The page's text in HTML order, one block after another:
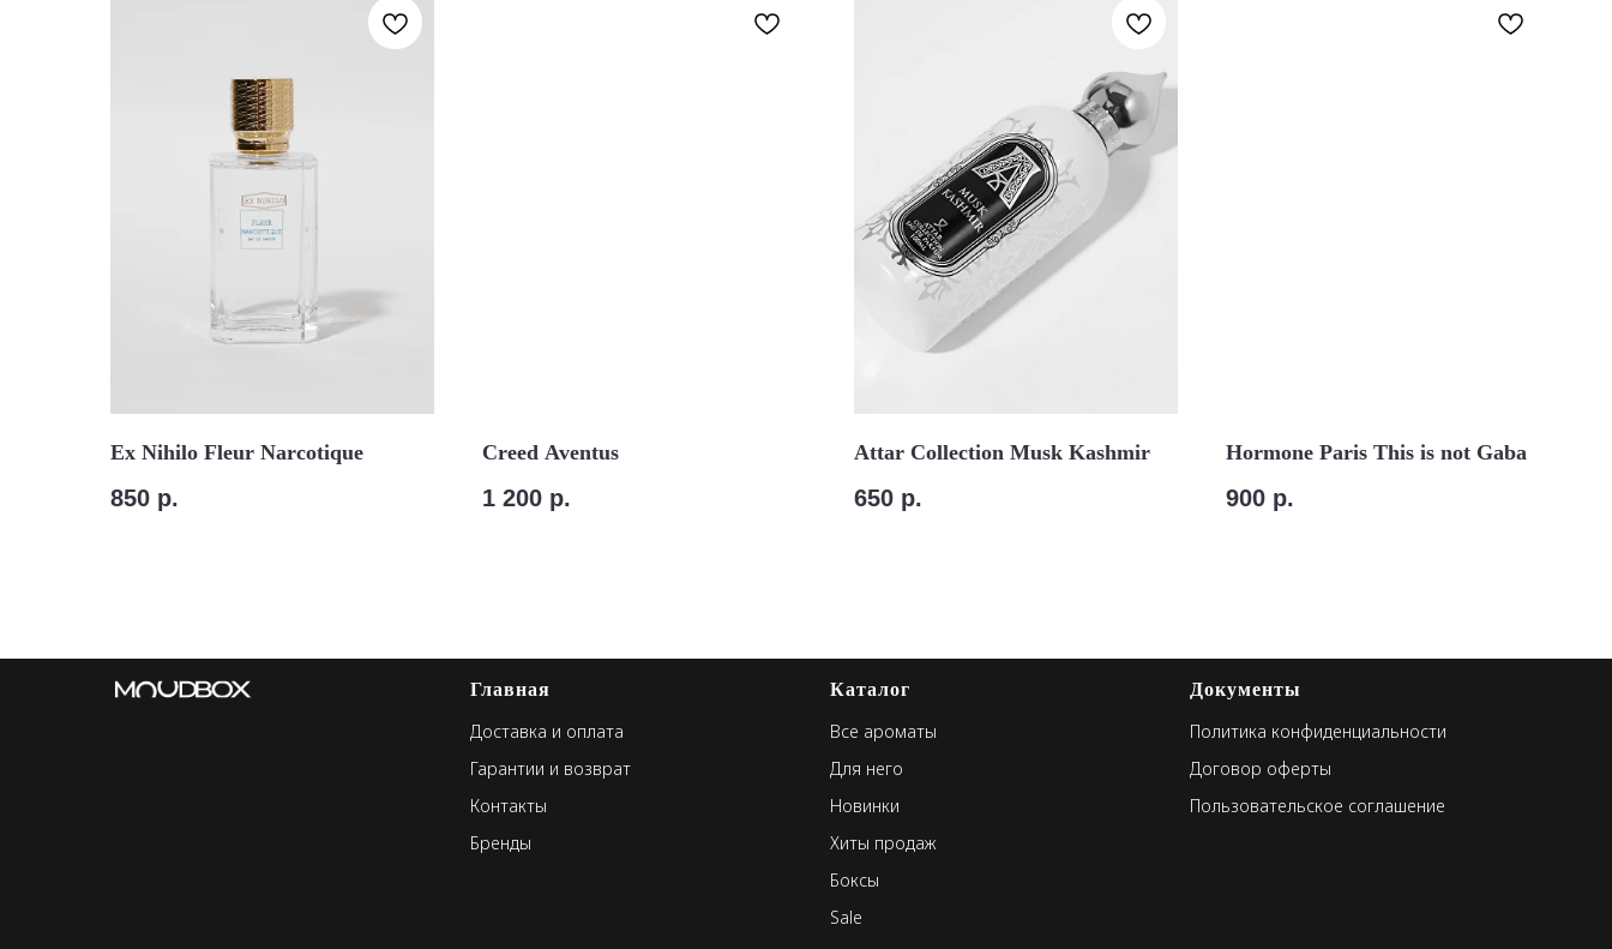
Ex Nihilo Fleur Narcotique
850 р.
Creed Aventus
1 200 р.
Attar Collection Musk Kashmir
650 р.
Hormone Paris This is not Gaba
900 р.
Главная
Доставка и оплата
Гарантии и возврат
Контакты
Бренды
Каталог
Все ароматы
Для него
Новинки
Хиты продаж
Боксы
Sale
Документы
Политика конфиденциальности
Договор оферты
Пользовательское соглашение